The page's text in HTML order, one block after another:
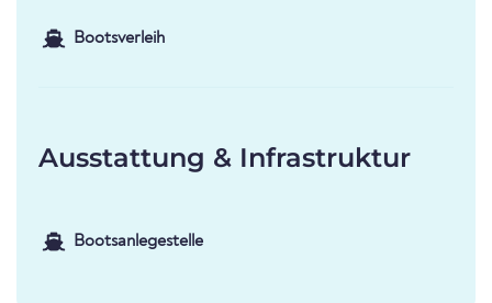
Bootsverleih
Ausstattung & Infrastruktur
Bootsanlegestelle